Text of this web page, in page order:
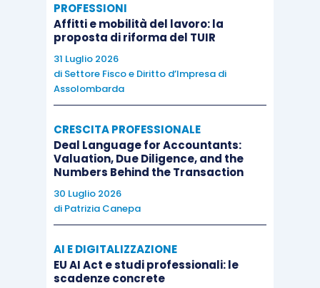
PROFESSIONI
Affitti e mobilità del lavoro: la
proposta di riforma del TUIR
31 Luglio 2026
di Settore Fisco e Diritto d’Impresa di
Assolombarda
CRESCITA PROFESSIONALE
Deal Language for Accountants:
Valuation, Due Diligence, and the
Numbers Behind the Transaction
30 Luglio 2026
di Patrizia Canepa
AI E DIGITALIZZAZIONE
EU AI Act e studi professionali: le
scadenze concrete